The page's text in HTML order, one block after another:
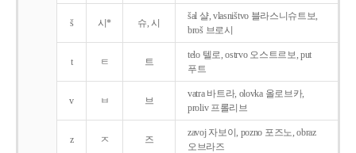
š 시* 슈, 시
šal 샬, vlasništvo 블라스니슈트보,
broš 브로시
t ㅌ 트
telo 텔로, ostrvo 오스트르보, put
푸트
v ㅂ 브
vatra 바트라, olovka 올로브카,
proliv 프롤리브
z ㅈ 즈
zavoj 자보이, pozno 포즈노, obraz
오브라즈